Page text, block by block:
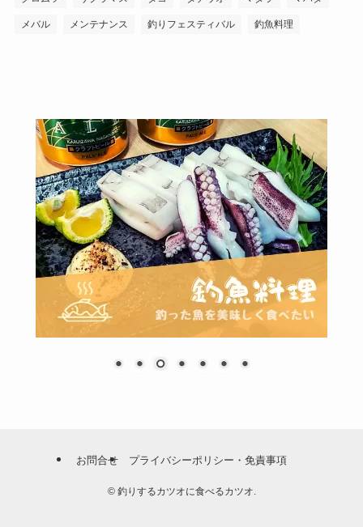
メバル メンテナンス 釣りフェスティバル 釣魚料理
お問合せ プライバシーポリシー・免責事項
©釣りするカツオに食べるカツオ.